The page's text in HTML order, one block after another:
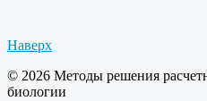
Наверх
© 2026 Методы решения
биологии